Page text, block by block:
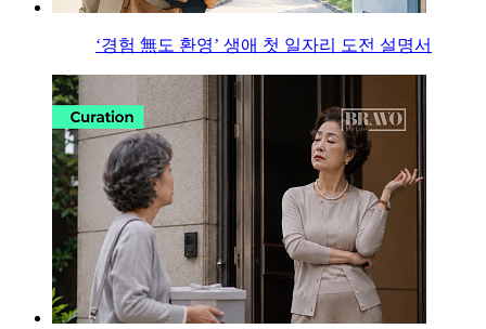
‘경험 無도 환영’ 생애 첫 일자리 도전 설명서